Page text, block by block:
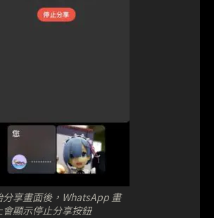
分享畫面後，WhatsApp 畫
會顯示停止分享按鈕